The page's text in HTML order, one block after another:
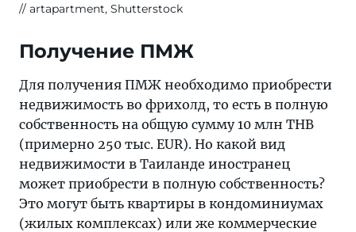
artapartment, Shutterstock
Получение ПМЖ
Для получения ПМЖ необходимо приобрести
недвижимость во фрихолд, то есть в полную
собственность на общую сумму 10 млн THB
(примерно 250 тыс. EUR). Но какой вид
недвижимости в Таиланде иностранец
может приобрести в полную собственность?
Это могут быть квартиры в кондоминиумах
(жилых комплексах) или же коммерческие